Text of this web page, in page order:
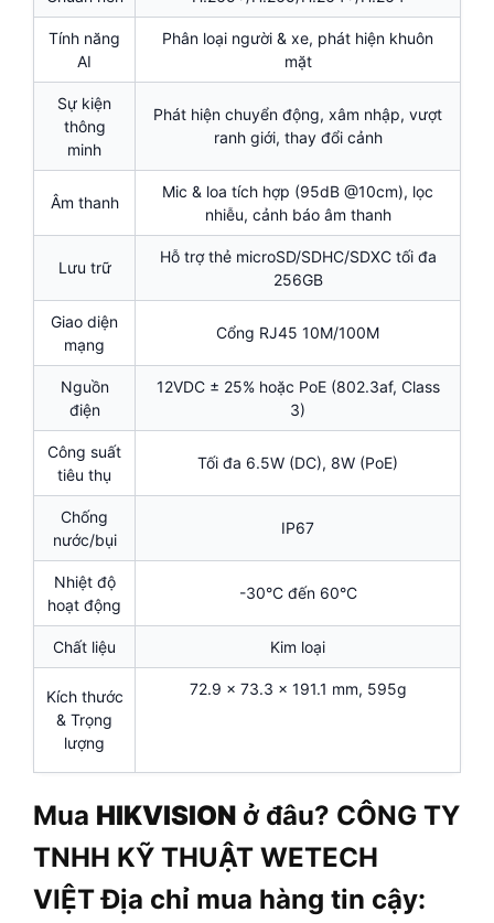
Tính năng
AI
Phân loại người & xe, phát hiện khuôn
mặt
Sự kiện
thông
minh
Phát hiện chuyển động, xâm nhập, vượt
ranh giới, thay đổi cảnh
Âm thanh
Mic & loa tích hợp (95dB @10cm), lọc
nhiễu, cảnh báo âm thanh
Lưu trữ
Hỗ trợ thẻ microSD/SDHC/SDXC tối đa
256GB
Giao diện
mạng
Cổng RJ45 10M/100M
Nguồn
điện
12VDC ± 25% hoặc PoE (802.3af, Class
3)
Công suất
tiêu thụ
Tối đa 6.5W (DC), 8W (PoE)
Chống
nước/bụi
IP67
Nhiệt độ
hoạt động
-30°C đến 60°C
Chất liệu Kim loại
Kích thước
& Trọng
lượng
72.9 × 73.3 × 191.1 mm, 595g
Mua HIKVISION ở đâu? CÔNG TY
TNHH KỸ THUẬT WETECH
VIỆT Địa chỉ mua hàng tin cậy: